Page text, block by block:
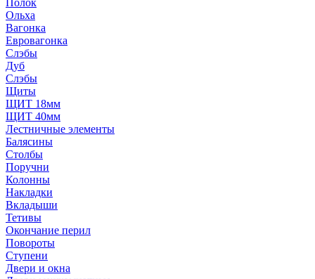
Полок
Ольха
Вагонка
Евровагонка
Слэбы
Дуб
Слэбы
Щиты
ЩИТ 18мм
ЩИТ 40мм
Лестничные элементы
Балясины
Столбы
Поручни
Колонны
Накладки
Вкладыши
Тетивы
Окончание перил
Повороты
Ступени
Двери и окна